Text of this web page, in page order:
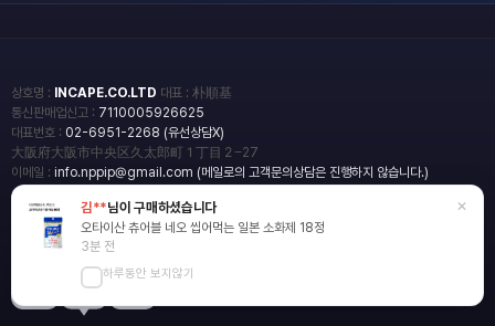
상호명 : INCAPE.CO.LTD 대표 : 朴順基
통신판매업신고 : 7110005926625
대표번호 : 02-6951-2268 (유선상담X)
大阪府大阪市中央区久太郎町１丁目２−27
이메일 : info.nppip@gmail.com (메일로의 고객문의상담은 진행하지 않습니다.)
copyright
일본직구쇼핑몰 엔핍
2018 All rights reserved.
blog
김**님이 구매하셨습니다
오타이산 츄어블 네오 씹어먹는 일본 소화제 18정
3분 전
하루동안 보지않기
×